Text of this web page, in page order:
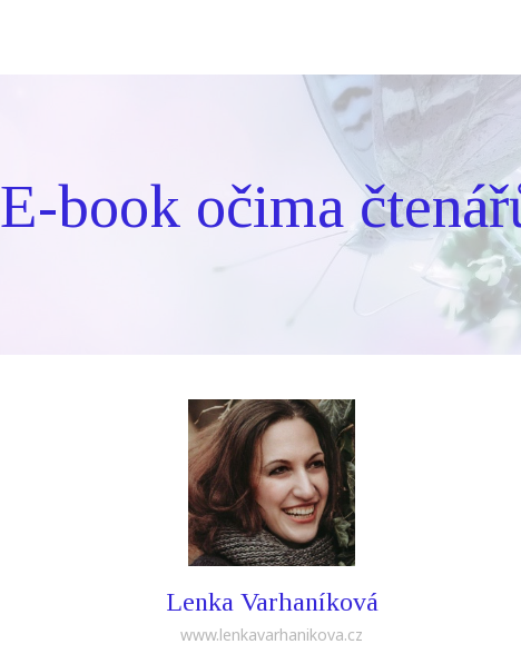
E-book očima
Lenka Varhaníková
www.lenkavarhanikova.cz